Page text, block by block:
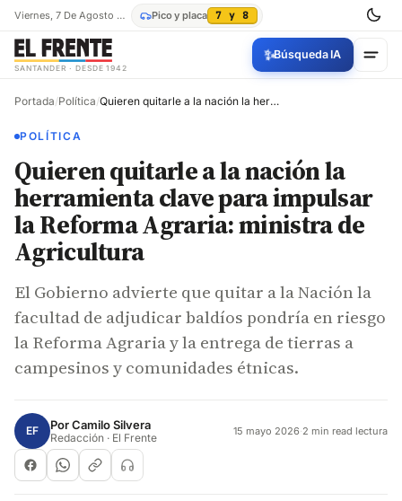
Viernes, 7 De Agosto De 2026 Pico y placa 7 y 8
SANTANDER · DESDE 1942
✨Búsqueda IA
Portada/Política/ Quieren quitarle a la nación la herramienta clave para impulsar la Reforma Agraria: ministra de Agricultura
POLÍTICA
Quieren quitarle a la nación la
herramienta clave para impulsar
la Reforma Agraria: ministra de
Agricultura
El Gobierno advierte que quitar a la Nación la
facultad de adjudicar baldíos pondría en riesgo
la Reforma Agraria y la entrega de tierras a
campesinos y comunidades étnicas.
EF PorCamilo Silvera
Redacción · El Frente 15 mayo 2026·2 min read lectura